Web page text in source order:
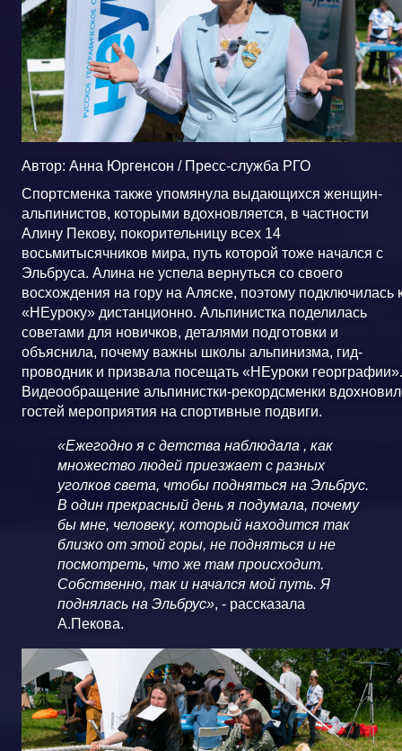
Автор: Анна Юргенсон / Пресс-служба РГО
Спортсменка также упомянула выдающихся женщин-
альпинистов, которыми вдохновляется, в частности
Алину Пекову, покорительницу всех 14
восьмитысячников мира, путь которой тоже начался с
Эльбруса. Алина не успела вернуться со своего
восхождения на гору на Аляске, поэтому подключилась
«НЕуроку» дистанционно. Альпинистка поделилась
советами для новичков, деталями подготовки и
объяснила, почему важны школы альпинизма, гид-
проводник и призвала посещать «НЕуроки георграфии».
Видеообращение альпинистки-рекордсменки
гостей мероприятия на спортивные подвиги.
«Ежегодно я с детства наблюдала , как
множество людей приезжает с разных
уголков света, чтобы подняться на Эльбрус.
В один прекрасный день я подумала, почему
бы мне, человеку, который находится так
близко от этой горы, не подняться и не
посмотреть, что же там происходит.
Собственно, так и начался мой путь. Я
поднялась на Эльбрус», - рассказала
А.Пекова.